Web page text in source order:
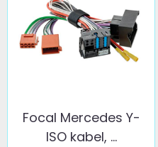
Focal Mercedes Y-
ISO kabel, ...